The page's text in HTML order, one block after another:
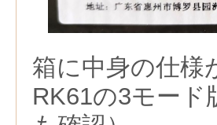
箱に中身の仕様
RK61の3モード